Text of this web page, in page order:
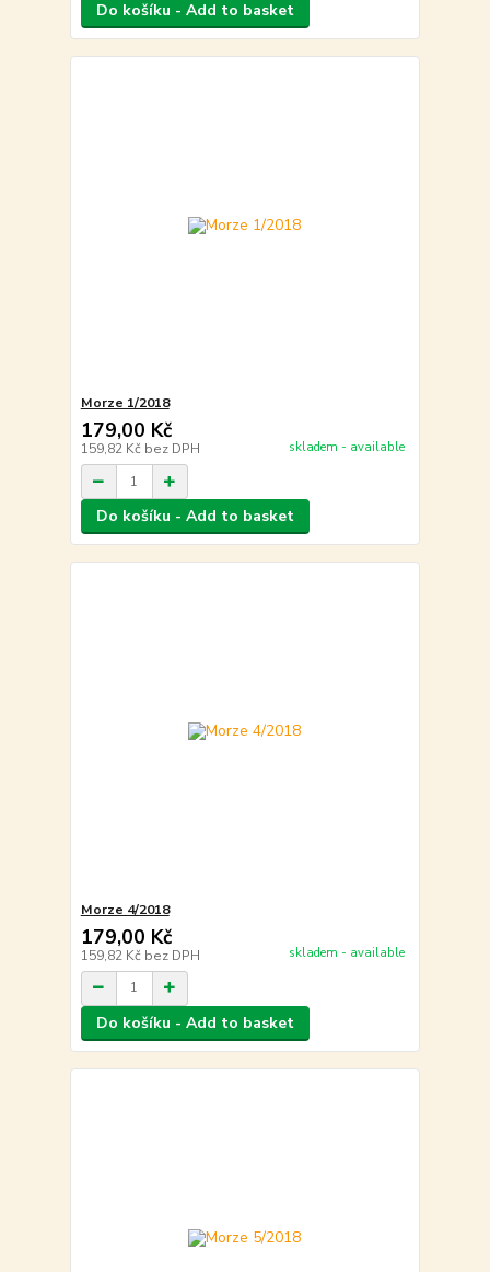
Do košíku - Add to basket
Morze 1/2018
179,00 Kč
159,82 Kč bez DPH skladem - available
Do košíku - Add to basket
Morze 4/2018
179,00 Kč
159,82 Kč bez DPH skladem - available
Do košíku - Add to basket